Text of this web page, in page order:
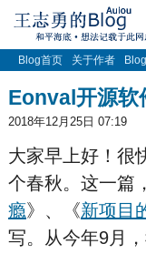
Blog首页 关于作者
Eonval开源软
2018年12月25日 07:19
大家早上好！很
个春秋。这一篇
瘾》、《新项目
写。从今年9月